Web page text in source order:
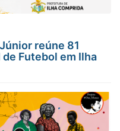
reúne 81
Futebol em Ilha